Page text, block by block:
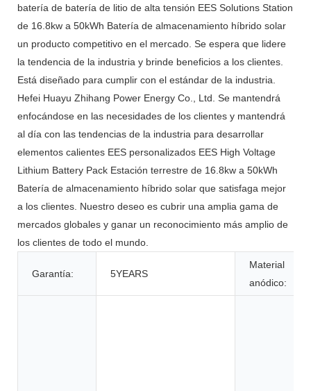
batería de batería de litio de alta tensión EES Solutions Station
de 16.8kw a 50kWh Batería de almacenamiento híbrido solar
un producto competitivo en el mercado. Se espera que lidere
la tendencia de la industria y brinde beneficios a los clientes.
Está diseñado para cumplir con el estándar de la industria.
Hefei Huayu Zhihang Power Energy Co., Ltd. Se mantendrá
enfocándose en las necesidades de los clientes y mantendrá
al día con las tendencias de la industria para desarrollar
elementos calientes EES personalizados EES High Voltage
Lithium Battery Pack Estación terrestre de 16.8kw a 50kWh
Batería de almacenamiento híbrido solar que satisfaga mejor
a los clientes. Nuestro deseo es cubrir una amplia gama de
mercados globales y ganar un reconocimiento más amplio de
los clientes de todo el mundo.
Garantía: 5YEARS
Material
anódico: